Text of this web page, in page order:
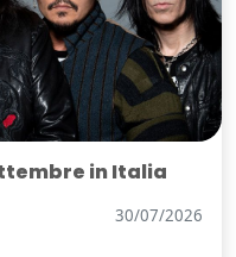
in Italia
30/07/2026